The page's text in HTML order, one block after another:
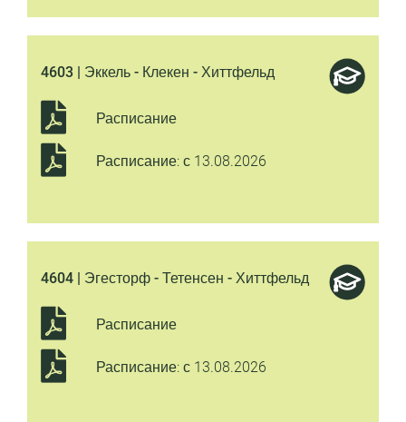
4603 | Эккель - Клекен - Хиттфельд
Расписание
Расписание: с 13.08.2026
4604 | Эгесторф - Тетенсен - Хиттфельд
Расписание
Расписание: с 13.08.2026